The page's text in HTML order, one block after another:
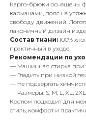
Карго-брюки оснащены
карманами, пояс на
свободу движений.
лаконичный дизайн
Состав ткани: 100%
практичный в уходе.
Рекомендации по
— Машинная стирка при
— Гладить при низкой
— Не подвергать
— Размеры: S, M, L, XL, 2XL
Костюм подходит для
стиль, комфорт и